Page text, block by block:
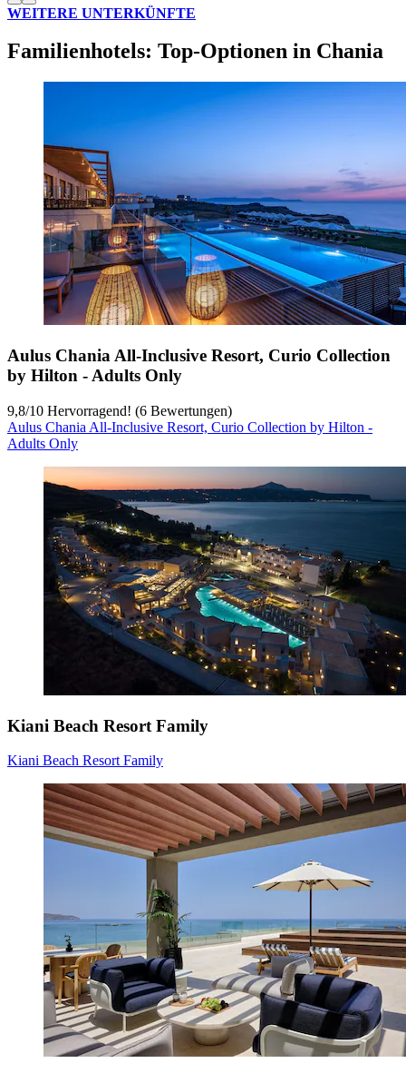
WEITERE UNTERKÜNFTE
Familienhotels: Top-Optionen in Chania
Aulus Chania All-Inclusive Resort, Curio Collection
by Hilton - Adults Only
9,8/10 Hervorragend! (6 Bewertungen)
Aulus Chania All-Inclusive Resort, Curio Collection by Hilton -
Adults Only
Kiani Beach Resort Family
Kiani Beach Resort Family